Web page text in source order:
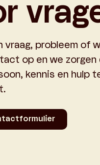
vraag, probleem of
op en we
kennis en hulp